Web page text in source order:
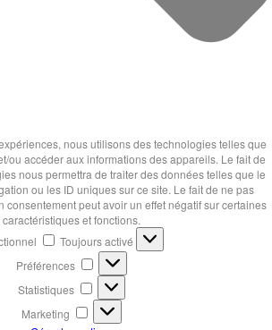
nous utilisons des technologies telles que
ou accéder aux informations des appareils. Le fait de
nous permettra de traiter des données telles que le
ou les ID uniques sur ce site. Le fait de ne pas
consentement peut avoir un effet négatif sur certaines
caractéristiques et fonctions.
Toujours activé
Préférences
Préférences
Statistiques Statistiques
Marketing
Marketing